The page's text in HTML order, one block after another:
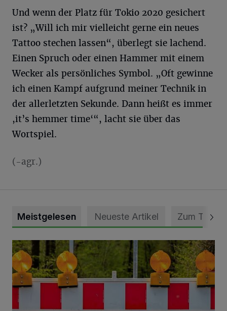
Und wenn der Platz für Tokio 2020 gesichert
ist? „Will ich mir vielleicht gerne ein neues
Tattoo stechen lassen“, überlegt sie lachend.
Einen Spruch oder einen Hammer mit einem
Wecker als persönliches Symbol. „Oft gewinne
ich einen Kampf aufgrund meiner Technik in
der allerletzten Sekunde. Dann heißt es immer
,it’s hemmer time‘“, lacht sie über das
Wortspiel.
(-agr.)
Meistgelesen Neueste Artikel Zum Thema
Vollsperrung der Talstraße in Grevenbroich-Kapellen